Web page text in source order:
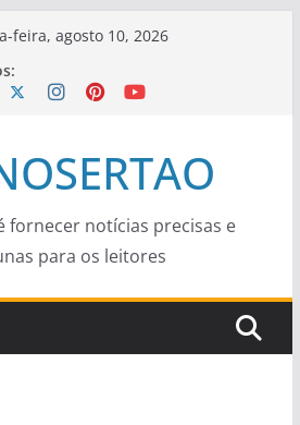
feira, agosto 10, 2026
fornecer notícias precisas e
para os leitores